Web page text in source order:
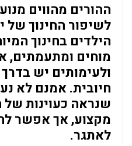
ההורים מהווים
לשיפור החינוך של
הילדים בחינוך
מוחים ומתעמתים,
ולעימותים יש
חיובית. אמנם לא
שנראה כעוינות של
מקצוע, אך אפשר
לאתגר.